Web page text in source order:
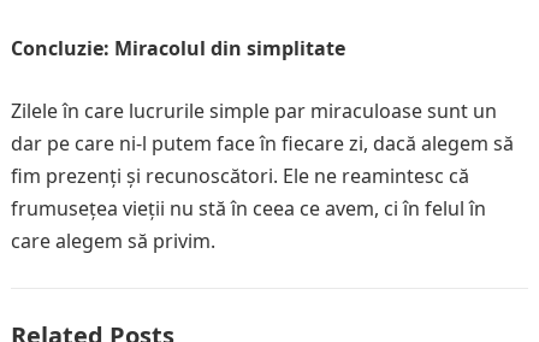
Concluzie: Miracolul din simplitate
Zilele în care lucrurile simple par miraculoase sunt un
dar pe care ni-l putem face în fiecare zi, dacă alegem să
fim prezenți și recunoscători. Ele ne reamintesc că
frumusețea vieții nu stă în ceea ce avem, ci în felul în
care alegem să privim.
Related Posts